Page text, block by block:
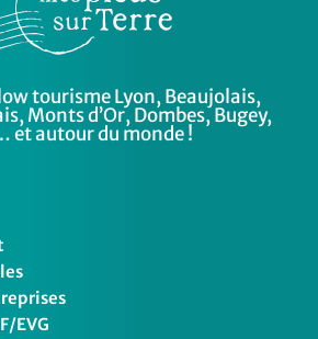
tourisme Lyon, Beaujolais,
Monts d’Or, Dombes, Bugey,
et autour du monde !
EVG